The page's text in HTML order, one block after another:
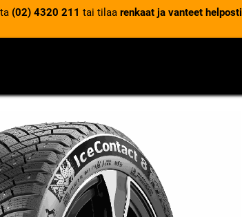
(02) 4320 211 tai tilaa renkaat ja vanteet helposti